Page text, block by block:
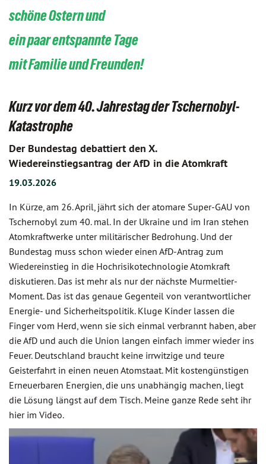
schöne Ostern und
ein paar entspannte Tage
mit Familie und Freunden!
Kurz vor dem 40. Jahrestag der Tschernobyl-
Katastrophe
Der Bundestag debattiert den X.
Wiedereinstiegsantrag der AfD in die Atomkraft
19.03.2026
In Kürze, am 26. April, jährt sich der atomare Super-GAU von
Tschernobyl zum 40. mal. In der Ukraine und im Iran stehen
Atomkraftwerke unter militärischer Bedrohung. Und der
Bundestag muss schon wieder einen AfD-Antrag zum
Wiedereinstieg in die Hochrisikotechnologie Atomkraft
diskutieren. Das ist mehr als nur der nächste Murmeltier-
Moment. Das ist das genaue Gegenteil von verantwortlicher
Energie- und Sicherheitspolitik. Kluge Kinder lassen die
Finger vom Herd, wenn sie sich einmal verbrannt haben, aber
die AfD und auch die Union langen einfach immer wieder ins
Feuer. Deutschland braucht keine irrwitzige und teure
Geisterfahrt in einen neuen Atomstaat. Mit kostengünstigen
Erneuerbaren Energien, die uns unabhängig machen, liegt
die Lösung längst auf dem Tisch. Meine ganze Rede seht ihr
hier im Video.